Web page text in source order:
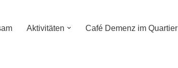
Aktivitäten Café Demenz im Quartier